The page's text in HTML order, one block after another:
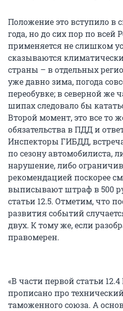
Положение это вступило в
года, но до сих пор по всей
применяется не слишком
сказываются
страны – в отдельных
уже давно зима, погода
переобувке; в северной же
шипах следовало бы
Второй момент, это все то
обязательства в ПДД и
Инспекторы ГИБДД,
по сезону автомобилиста,
нарушение, либо
рекомендацией поскорее
выписывают штраф в 500
статьи 12.5. Отметим, что
развития событий
двух. К тому же, если
правомерен.
«В части первой статьи
прописано про
таможенного союза. А